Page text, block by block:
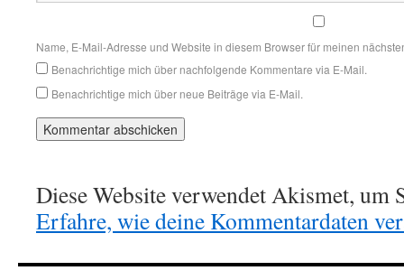
Name, E-Mail-Adresse und Website in diesem Browser für meinen
Benachrichtige mich über nachfolgende Kommentare via E-Mail.
Benachrichtige mich über neue Beiträge via E-Mail.
Diese Website verwendet Akismet, um
Erfahre, wie deine Kommentardaten